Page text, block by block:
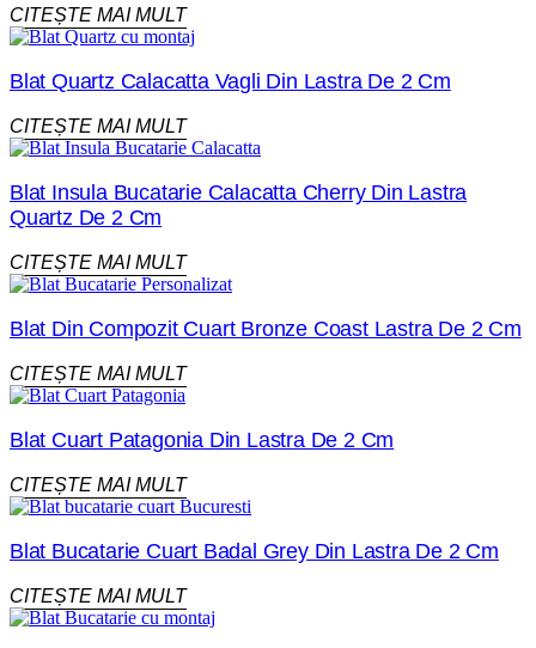
CITEȘTE MAI MULT
Blat Quartz Calacatta Vagli Din Lastra De 2 Cm
CITEȘTE MAI MULT
Blat Insula Bucatarie Calacatta Cherry Din Lastra
Quartz De 2 Cm
CITEȘTE MAI MULT
Blat Din Compozit Cuart Bronze Coast Lastra De 2 Cm
CITEȘTE MAI MULT
Blat Cuart Patagonia Din Lastra De 2 Cm
CITEȘTE MAI MULT
Blat Bucatarie Cuart Badal Grey Din Lastra De 2 Cm
CITEȘTE MAI MULT